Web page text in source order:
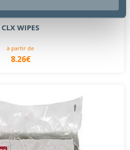
NEXTMUNE
CLX WIPES
à partir de
8.26€